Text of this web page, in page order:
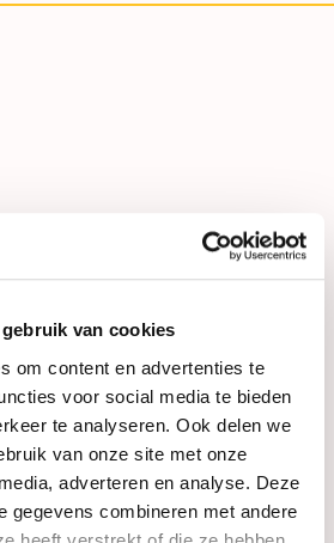
van cookies
om content en advertenties te
voor social media te bieden
te analyseren. Ook delen we
van onze site met onze
adverteren en analyse. Deze
gegevens combineren met andere